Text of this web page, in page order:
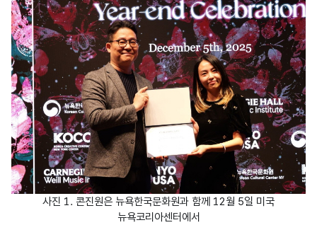
사진 1. 콘진원은 뉴욕한국문화원과 함께 12월 5일 미국
뉴욕코리아센터에서